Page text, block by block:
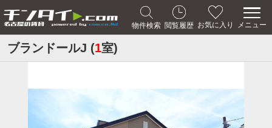
物件検索 閲覧履歴 お気に入り メニュー
ブランドールJ (1室)